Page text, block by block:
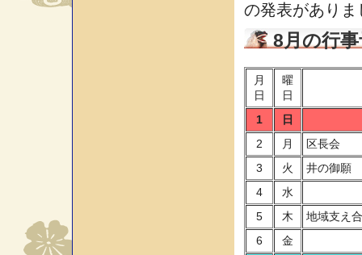
の発表があり
8月の行
月
日
曜
日
1
日
2
月
区長会
3
火
井の御願
4
水
5
木
地域支え
6
金